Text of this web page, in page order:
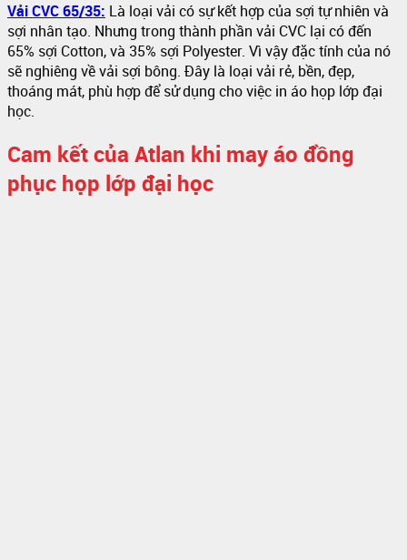
Vải CVC 65/35: Là loại vải có sự kết hợp của sợi tự nhiên và
sợi nhân tạo. Nhưng trong thành phần vải CVC lại có đến
65% sợi Cotton, và 35% sợi Polyester. Vì vậy đặc tính của nó
sẽ nghiêng về vải sợi bông. Đây là loại vải rẻ, bền, đẹp,
thoáng mát, phù hợp để sử dụng cho việc in áo họp lớp đại
học.
Cam kết của Atlan khi may áo đồng
phục họp lớp đại học